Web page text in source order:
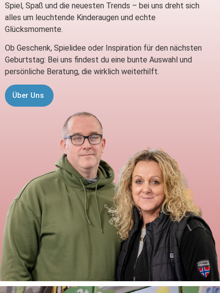
Spiel, Spaß und die neuesten Trends – bei uns dreht sich
alles um leuchtende Kinderaugen und echte
Glücksmomente.
Ob Geschenk, Spielidee oder Inspiration für den nächsten
Geburtstag: Bei uns findest du eine bunte Auswahl und
persönliche Beratung, die wirklich weiterhilft.
Über Uns